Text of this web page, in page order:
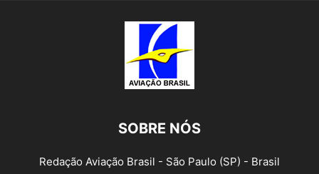
SOBRE NÓS
Redação Aviação Brasil - São Paulo (SP) - Brasil